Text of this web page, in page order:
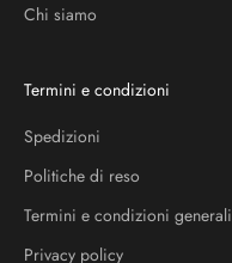
Chi siamo
Termini e condizioni
Spedizioni
Politiche di reso
Termini e condizioni generali
Privacy policy